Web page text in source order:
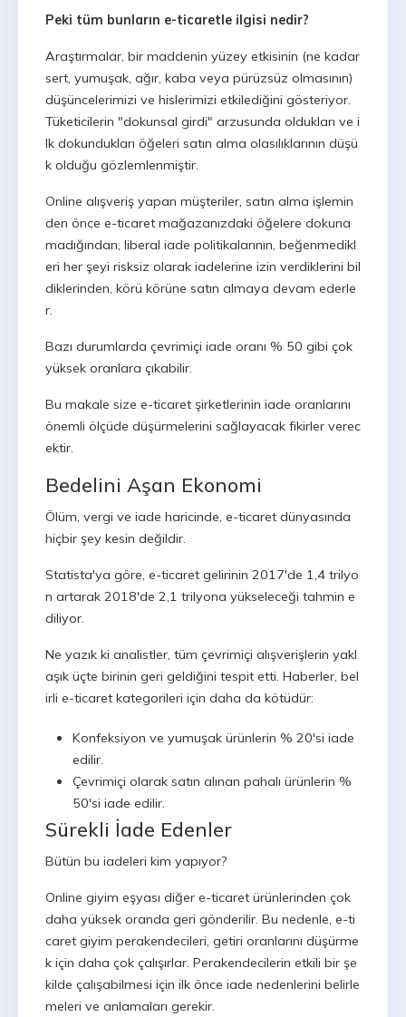
Peki tüm bunların e-ticaretle ilgisi nedir?
Araştırmalar, bir maddenin yüzey etkisinin (ne kadar
sert, yumuşak, ağır, kaba veya pürüzsüz olmasının)
düşüncelerimizi ve hislerimizi etkilediğini gösteriyor.
Tüketicilerin "dokunsal girdi" arzusunda oldukları ve i
lk dokundukları öğeleri satın alma olasılıklarının düşü
k olduğu gözlemlenmiştir.
Online alışveriş yapan müşteriler, satın alma işlemin
den önce e-ticaret mağazanızdaki öğelere dokuna
madığından, liberal iade politikalarının, beğenmedikl
eri her şeyi risksiz olarak iadelerine izin verdiklerini bil
diklerinden, körü körüne satın almaya devam ederle
r.
Bazı durumlarda çevrimiçi iade oranı % 50 gibi çok
yüksek oranlara çıkabilir.
Bu makale size e-ticaret şirketlerinin iade oranlarını
önemli ölçüde düşürmelerini sağlayacak fikirler verec
ektir.
Bedelini Aşan Ekonomi
Ölüm, vergi ve iade haricinde, e-ticaret dünyasında
hiçbir şey kesin değildir.
Statista'ya göre, e-ticaret gelirinin 2017'de 1,4 trilyo
n artarak 2018'de 2,1 trilyona yükseleceği tahmin e
diliyor.
Ne yazık ki analistler, tüm çevrimiçi alışverişlerin yakl
aşık üçte birinin geri geldiğini tespit etti. Haberler, bel
irli e-ticaret kategorileri için daha da kötüdür:
Konfeksiyon ve yumuşak ürünlerin % 20'si iade
edilir.
Çevrimiçi olarak satın alınan pahalı ürünlerin %
50'si iade edilir.
Sürekli İade Edenler
Bütün bu iadeleri kim yapıyor?
Online giyim eşyası diğer e-ticaret ürünlerinden çok
daha yüksek oranda geri gönderilir. Bu nedenle, e-ti
caret giyim perakendecileri, getiri oranlarını düşürme
k için daha çok çalışırlar. Perakendecilerin etkili bir şe
kilde çalışabilmesi için ilk önce iade nedenlerini belirle
meleri ve anlamaları gerekir.